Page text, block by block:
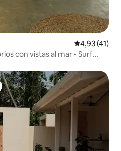
Calificación
4,93 (41)
con vistas al mar - Surf